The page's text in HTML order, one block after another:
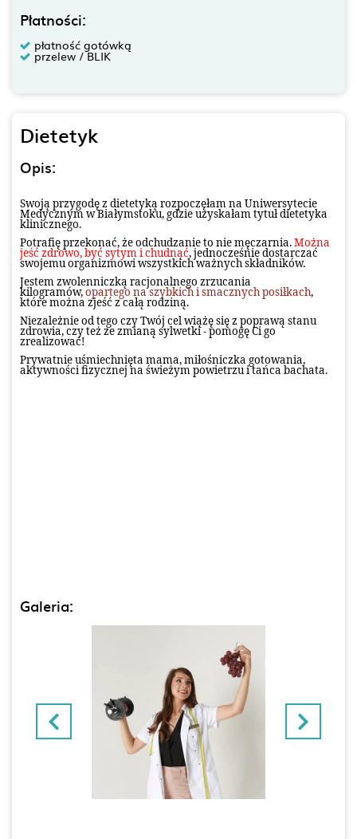
Płatności:
płatność gotówką
przelew / BLIK
Dietetyk
Opis:
Swoją przygodę z dietetyką rozpoczęłam na Uniwersytecie
Medycznym w Białymstoku, gdzie uzyskałam tytuł dietetyka
klinicznego.
Potrafię przekonać, że odchudzanie to nie męczarnia.Można
jeść zdrowo, być sytym i chudnąć, jednocześnie dostarczać
swojemu organizmowi wszystkich ważnych składników.
Jestem zwolenniczką racjonalnego zrzucania
kilogramów,opartego na szybkich i smacznych posiłkach,
które można zjeść z całą rodziną.
Niezależnie od tego czy Twój cel wiążę się z poprawą stanu
zdrowia, czy też ze zmianą sylwetki - pomogę Ci go
zrealizować!
Prywatnie uśmiechnięta mama, miłośniczka gotowania,
aktywności fizycznej na świeżym powietrzu i tańca bachata.
Galeria: